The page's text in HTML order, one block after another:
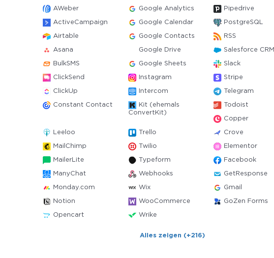
AWeber Google Analytics Pipedrive
ActiveCampaign Google Calendar PostgreSQL
Airtable Google Contacts RSS
Asana Google Drive Salesforce CRM
BulkSMS Google Sheets Slack
ClickSend Instagram Stripe
ClickUp Intercom Telegram
Constant Contact
Kit (ehemals
ConvertKit)
Todoist
Copper
Leeloo Trello Crove
MailChimp Twilio Elementor
MailerLite Typeform Facebook
ManyChat Webhooks GetResponse
Monday.com Wix Gmail
Notion WooCommerce GoZen Forms
Opencart Wrike
Alles zeigen (+216)